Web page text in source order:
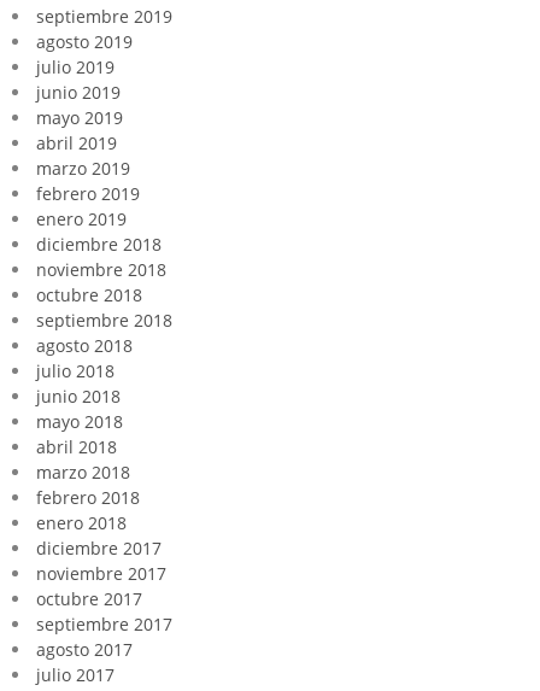
septiembre 2019
agosto 2019
julio 2019
junio 2019
mayo 2019
abril 2019
marzo 2019
febrero 2019
enero 2019
diciembre 2018
noviembre 2018
octubre 2018
septiembre 2018
agosto 2018
julio 2018
junio 2018
mayo 2018
abril 2018
marzo 2018
febrero 2018
enero 2018
diciembre 2017
noviembre 2017
octubre 2017
septiembre 2017
agosto 2017
julio 2017